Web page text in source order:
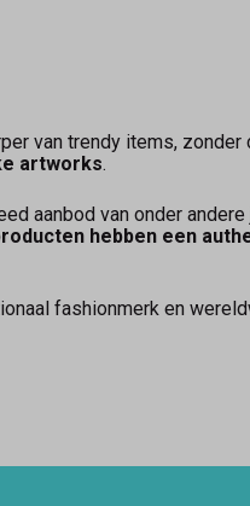
van trendy items,
artworks.
aanbod van onder
hebben een
fashionmerk en